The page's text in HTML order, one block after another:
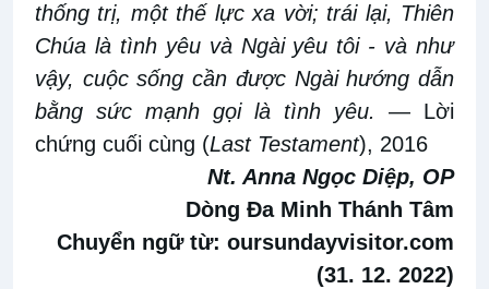
thống trị, một thế lực xa vời; tráilại, Thiên
Chúa là tình yêu và Ngàiyêu tôi - và như
vậy, cuộc sống cần được Ngàihướng dẫn
bằng sức mạnh gọi là tình yêu. — Lời
chứng cuối cùng (Last Testament), 2016
Nt. Anna Ngọc Diệp, OP
Dòng Đa Minh Thánh Tâm
Chuyển ngữ từ: oursundayvisitor.com
(31. 12. 2022)